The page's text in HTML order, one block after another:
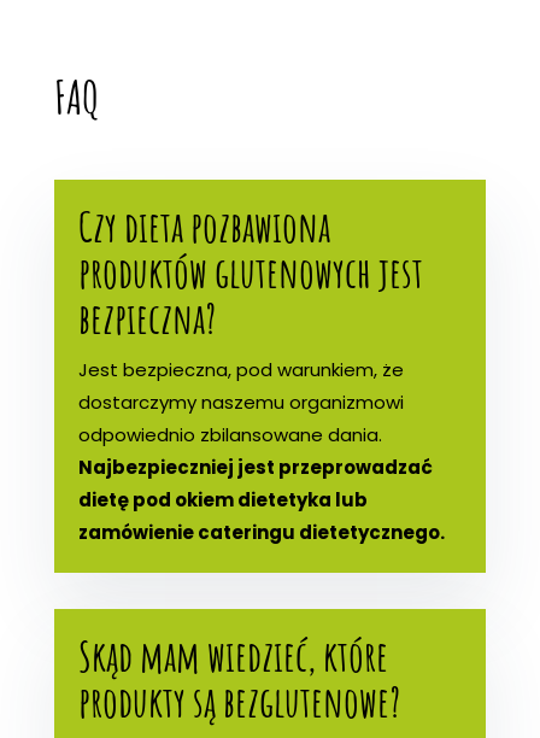
FAQ
Czy dieta pozbawiona
produktów glutenowych jest
bezpieczna?
Jest bezpieczna, pod warunkiem, że
dostarczymy naszemu organizmowi
odpowiednio zbilansowane dania.
Najbezpieczniej jest przeprowadzać
dietę pod okiem dietetyka lub
zamówienie cateringu dietetycznego.
Skąd mam wiedzieć, które
produkty są bezglutenowe?